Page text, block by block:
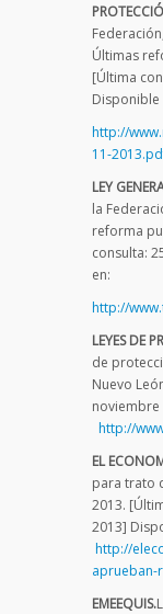
Últimas
[Última
Disponible
http://
11-
LEY
la
reforma
consulta:
en:
http://
LEYES DE
de
Nuevo
noviembre
http://
EL
para trato
2013.
2013]
http://
aprueban-
EMEEQUIS.